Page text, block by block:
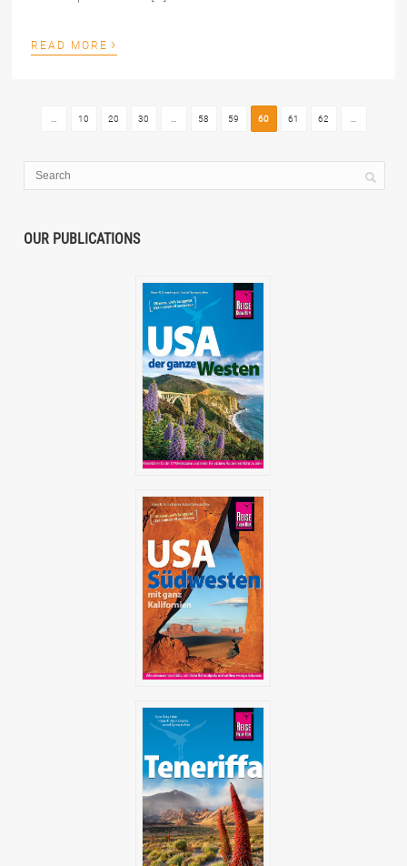
READ MORE ›
10 20 30 58 59 60 61 62
OUR PUBLICATIONS